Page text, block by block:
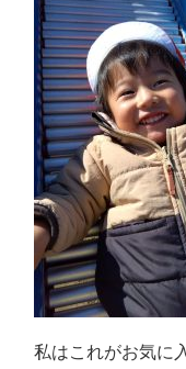
私はこれがお気に